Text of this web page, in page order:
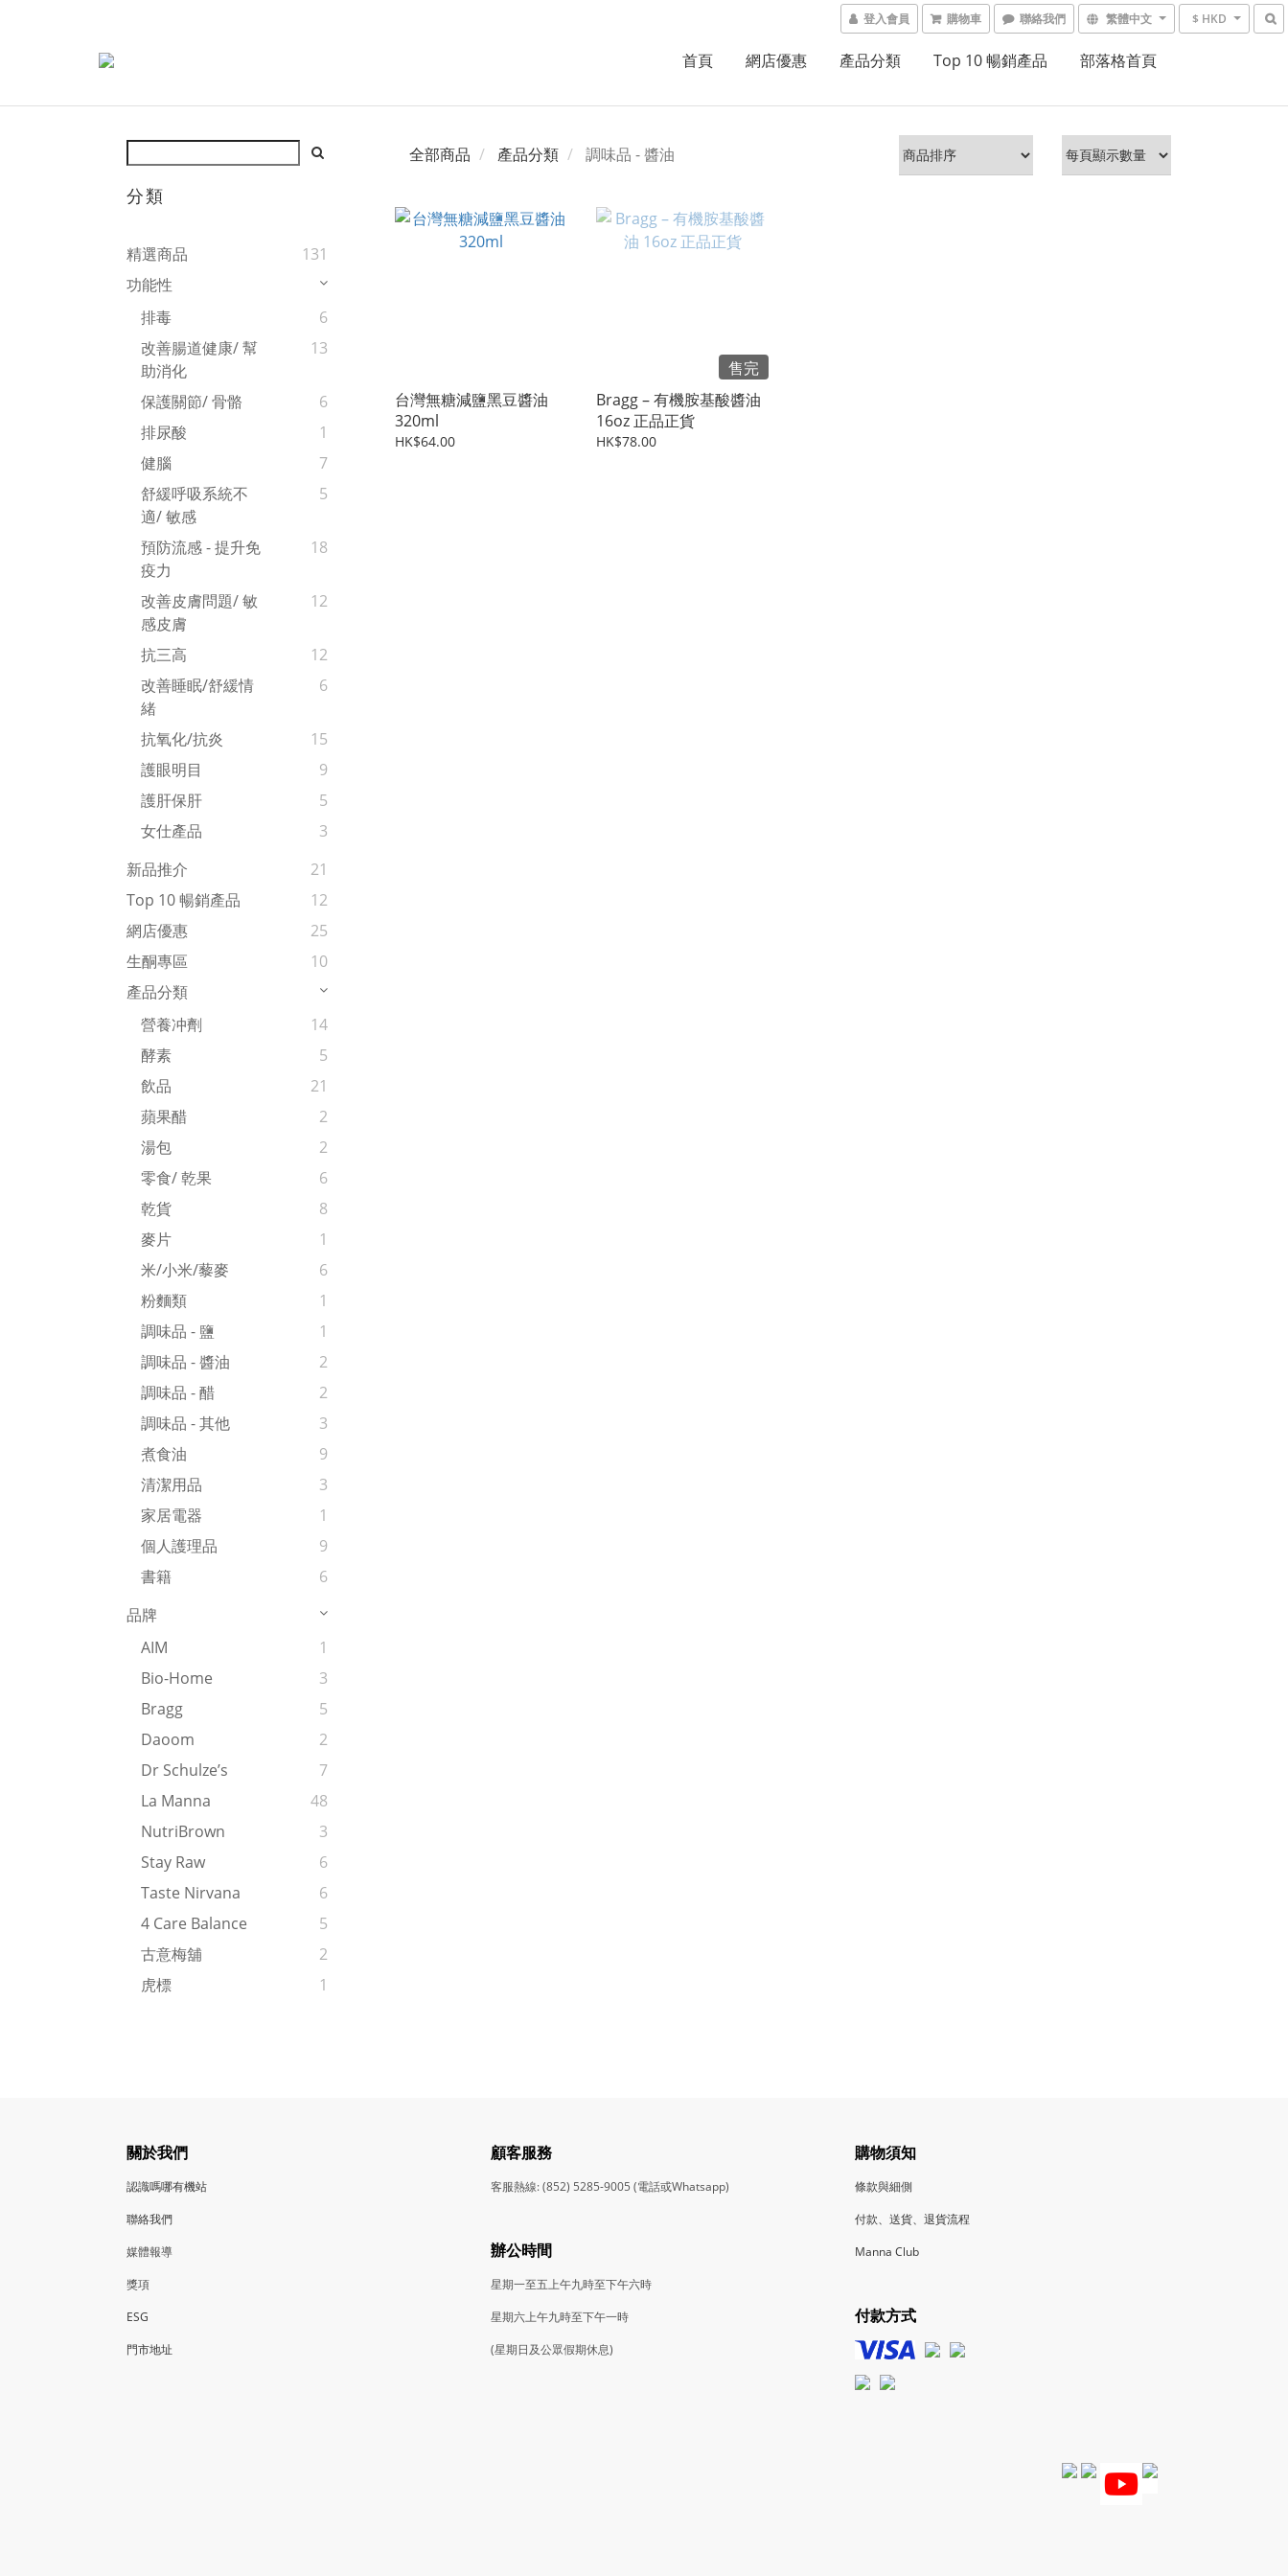
登入會員 購物車 聯絡我們 繁體中文 $ HKD
首頁 網店優惠 產品分類 Top 10 暢銷產品 部落格首頁
分類
精選商品
131
功能性
排毒
6
改善腸道健康/ 幫
助消化
13
保護關節/ 骨骼
6
排尿酸
1
健腦
7
舒緩呼吸系統不
適/ 敏感
5
預防流感 - 提升免
疫力
18
改善皮膚問題/ 敏
感皮膚
12
抗三高
12
改善睡眠/舒緩情
緒
6
抗氧化/抗炎
15
護眼明目
9
護肝保肝
5
女仕產品
3
新品推介
21
Top 10 暢銷產品
12
網店優惠
25
生酮專區
10
產品分類
營養冲劑
14
酵素
5
飲品
21
蘋果醋
2
湯包
2
零食/ 乾果
6
乾貨
8
麥片
1
米/小米/藜麥
6
粉麵類
1
調味品 - 鹽
1
調味品 - 醬油
2
調味品 - 醋
2
調味品 - 其他
3
煮食油
9
清潔用品
3
家居電器
1
個人護理品
9
書籍
6
品牌
AIM
1
Bio-Home
3
Bragg
5
Daoom
2
Dr Schulze’s
7
La Manna
48
NutriBrown
3
Stay Raw
6
Taste Nirvana
6
4 Care Balance
5
古意梅舖
2
虎標
1
全部商品 產品分類 調味品 - 醬油
台灣無糖減鹽黑豆醬油
320ml
HK$64.00
售完
Bragg – 有機胺基酸醬油
16oz 正品正貨
HK$78.00
關於我們
認識嗎哪有機站
聯絡我們
媒體報導
獎項
ESG
門市地址
顧客服務
客服熱線: (852) 5285-9005 (電話或Whatsapp)
辦公時間
星期一至五上午九時至下午六時
星期六上午九時至下午一時
(星期日及公眾假期休息)
購物須知
條款與細側
付款、送貨、退貨流程
Manna Club
付款方式